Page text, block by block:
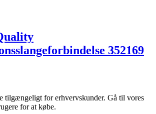
352169
tilgængeligt for erhvervskunder. Gå til vores
for at købe.